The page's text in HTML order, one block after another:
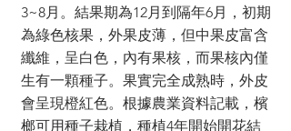
3~8月。結果期為12月到隔年6月，初期
為綠色核果，外果皮薄，但中果皮富含
纖維，呈白色，內有果核，而果核內僅
生有一顆種子。果實完全成熟時，外皮
會呈現橙紅色。根據農業資料記載，檳
榔可用種子栽植，種植4年開始開花結